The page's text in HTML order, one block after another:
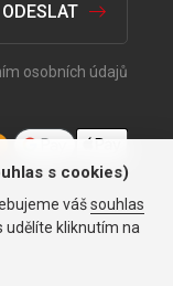
ODESLAT
osobních údajů
od roku
s cookies)
vášsouhlas
udělíte kliknutím na